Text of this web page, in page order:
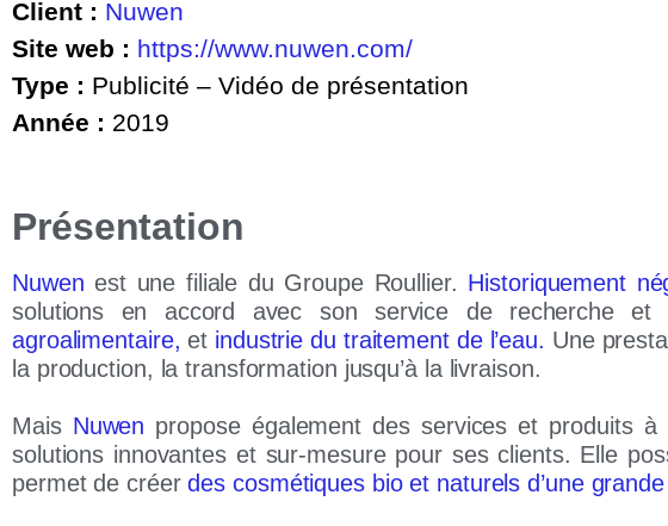
Client : Nuwen
Site web : https://www.nuwen.com/
Type : Publicité – Vidéo de présentation
Année : 2019
Présentation
Nuwen est une filiale du Groupe Roullier. Historiquement
solutions en accord avec son service de recherche
agroalimentaire, et industrie du traitement de l’eau. Une
la production, la transformation jusqu’à la livraison.
Mais Nuwen propose également des services et produits à
solutions innovantes et sur-mesure pour ses clients. Elle
permet de créerdes cosmétiques bio et naturels d’une